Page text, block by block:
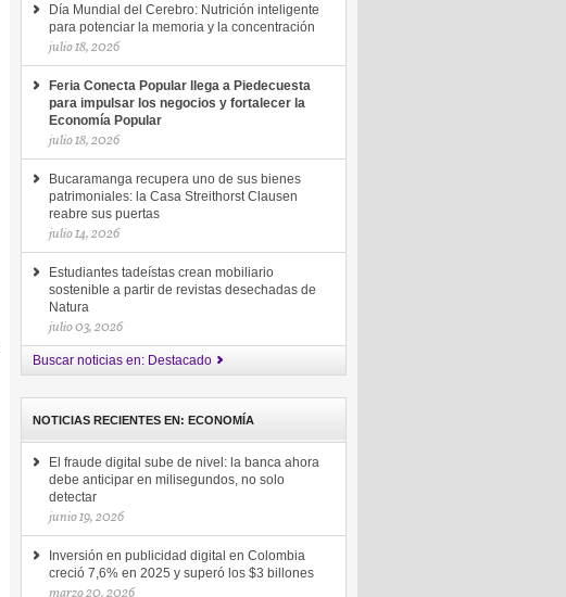
Día Mundial del Cerebro: Nutrición inteligente
para potenciar la memoria y la concentración
julio 18, 2026
Feria Conecta Popular llega a Piedecuesta
para impulsar los negocios y fortalecer la
Economía Popular
julio 18, 2026
Bucaramanga recupera uno de sus bienes
patrimoniales: la Casa Streithorst Clausen
reabre sus puertas
julio 14, 2026
Estudiantes tadeístas crean mobiliario
sostenible a partir de revistas desechadas de
Natura
julio 03, 2026
Buscar noticias en: Destacado
NOTICIAS RECIENTES EN: ECONOMÍA
El fraude digital sube de nivel: la banca ahora
debe anticipar en milisegundos, no solo
detectar
junio 19, 2026
Inversión en publicidad digital en Colombia
creció 7,6% en 2025 y superó los $3 billones